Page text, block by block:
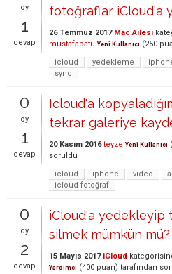
oy
1
cevap
fotoğraflar iCloud'a
26 Temmuz 2017 Mac Ailesi
mustafabatu Yeni Kullanıcı (250
icloud
yedekleme
sync
0
oy
1
cevap
Icloud'a
tekrar galeriye
20 Kasım 2016 teyze Yeni Kullanıcı (
soruldu
icloud
iphone video
icloud-fotoğraf
0
oy
2
cevap
iCloud'a yedekleyip
silmek mümkün mü?
15 Mayıs 2017 iCloud
Yardımcı (400 puan) tarafından